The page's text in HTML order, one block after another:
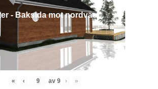
- Baksida mot nordväst
« ‹ av 9 › »